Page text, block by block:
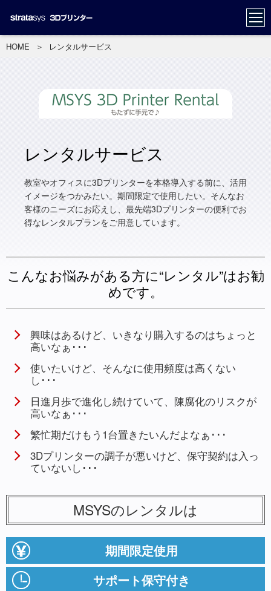
HOME ＞ レンタルサービス
レンタルサービス
教室やオフィスに3Dプリンターを本格導入する前に、活用
イメージをつかみたい。期間限定で使用したい。そんなお
客様のニーズにお応えし、最先端3Dプリンターの便利でお
得なレンタルプランをご用意しています。
こんなお悩みがある方に“レンタル”はお勧
めです。
興味はあるけど、いきなり購入するのはちょっと
高いなぁ･･･
使いたいけど、そんなに使用頻度は高くない
し･･･
日進月歩で進化し続けていて、陳腐化のリスクが
高いなぁ･･･
繁忙期だけもう1台置きたいんだよなぁ･･･
3Dプリンターの調子が悪いけど、保守契約は入っ
ていないし･･･
MSYSのレンタルは
期間限定使用
サポート保守付き